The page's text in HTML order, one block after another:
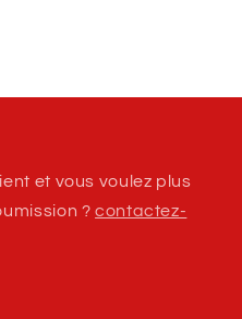
et vous voulez plus
?contactez-